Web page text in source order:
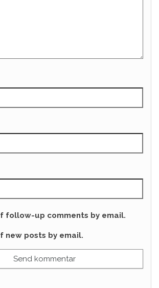
follow-up comments by email.
new posts by email.